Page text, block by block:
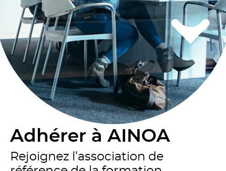
Adhérer à AINOA
Rejoignez l’association de